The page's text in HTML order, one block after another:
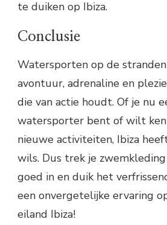
te duiken op Ibiza.
Conclusie
Watersporten op de
avontuur, adrenaline en
die van actie houdt. Of je nu
watersporter bent of wilt
nieuwe activiteiten, Ibiza
wils. Dus trek je zwemkleding
goed in en duik het
een onvergetelijke ervaring
eiland Ibiza!